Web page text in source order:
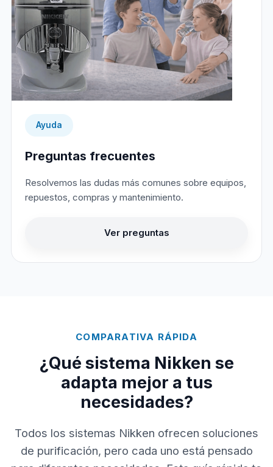
Ayuda
Preguntas frecuentes
Resolvemos las dudas más comunes sobre equipos,
repuestos, compras y mantenimiento.
Ver preguntas
COMPARATIVA RÁPIDA
¿Qué sistema Nikken se
adapta mejor a tus
necesidades?
Todos los sistemas Nikken ofrecen soluciones
de purificación, pero cada uno está pensado